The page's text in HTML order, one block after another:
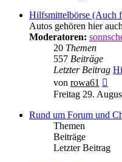
Hilfsmittelbörse (Auch
Autos gehören hier
Moderatoren:
20 Themen
557 Beiträge
Letzter Beitrag
von rowa61
Freitag 29.
Rund um Forum und
Themen
Beiträge
Letzter Beitrag